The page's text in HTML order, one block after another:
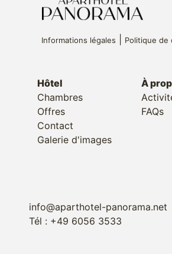
Informations légales Politique de
Hôtel
Chambres
Offres
Contact
Galerie d'images
À
FAQs
info@aparthotel-panorama.net
Tél : +49 6056 3533